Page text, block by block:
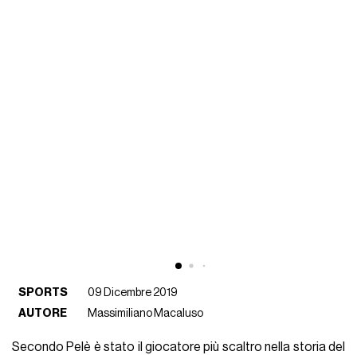
SPORTS
09 Dicembre 2019
AUTORE
Massimiliano Macaluso
Secondo Pelè è stato il giocatore più scaltro nella storia del